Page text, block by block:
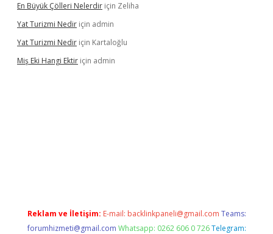
En Büyük Çölleri Nelerdir için Zeliha
Yat Turizmi Nedir için admin
Yat Turizmi Nedir için Kartaloğlu
Miş Eki Hangi Ektir için admin
Reklam ve İletişim: E-mail: backlinkpaneli@gmail.com Teams:
forumhizmeti@gmail.com Whatsapp: 0262 606 0 726 Telegram: